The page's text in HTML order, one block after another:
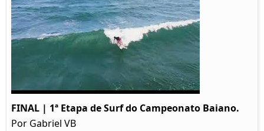
FINAL | 1ª Etapa de Surf do Campeonato Baiano.
Por Gabriel VB